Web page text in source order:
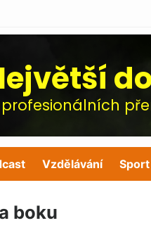
Vzdělávání Sport
boku